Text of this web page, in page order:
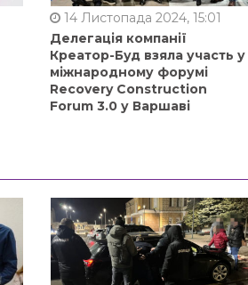
14 Листопада 2024, 15:01
Делегація компанії
Креатор-Буд взяла участь у
міжнародному форумі
Recovery Construction
Forum 3.0 у Варшаві